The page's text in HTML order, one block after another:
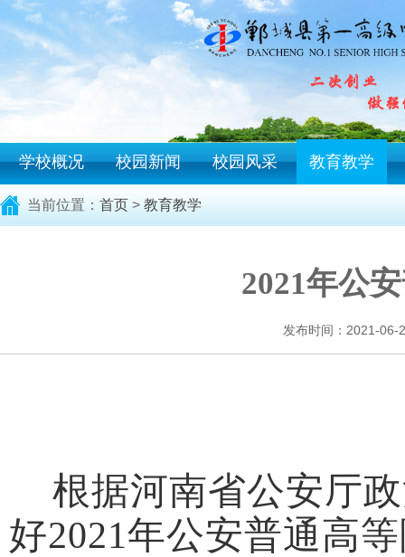
学校概况 校园新闻 校园风采 教育教学
当前位置： 首页 > 教育教学
2021年公
发布时间：2021-06-
根据河南省公安厅政
好2021年公安普通高